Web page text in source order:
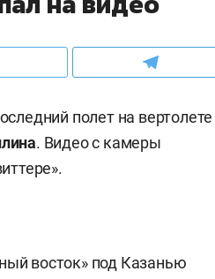
полет на вертолете
. Видео с камеры
восток» под Казанью